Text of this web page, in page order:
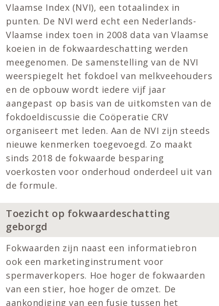
Vlaamse Index (NVI), een totaalindex in
punten. De NVI werd echt een Nederlands-
Vlaamse index toen in 2008 data van Vlaamse
koeien in de fokwaardeschatting werden
meegenomen. De samenstelling van de NVI
weerspiegelt het fokdoel van melkveehouders
en de opbouw wordt iedere vijf jaar
aangepast op basis van de uitkomsten van de
fokdoeldiscussie die Coöperatie CRV
organiseert met leden. Aan de NVI zijn steeds
nieuwe kenmerken toegevoegd. Zo maakt
sinds 2018 de fokwaarde besparing
voerkosten voor onderhoud onderdeel uit van
de formule.
Toezicht op fokwaardeschatting
geborgd
Fokwaarden zijn naast een informatiebron
ook een marketinginstrument voor
spermaverkopers. Hoe hoger de fokwaarden
van een stier, hoe hoger de omzet. De
aankondiging van een fusie tussen het